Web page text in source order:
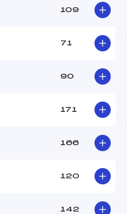
109
71
90
171
166
120
142